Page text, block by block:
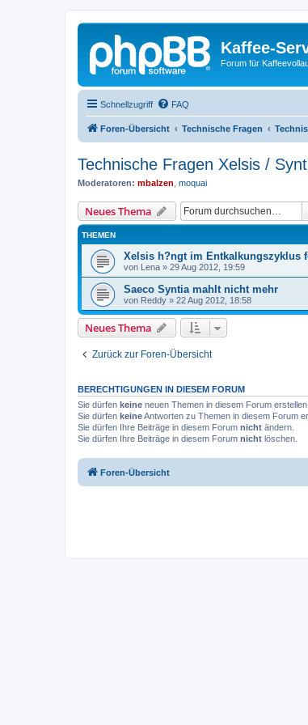
Kaffee-
Forum für
Schnellzugriff FAQ
Foren-Übersicht Technische Fragen
Technische Fragen Xelsis /
Moderatoren: mbalzen moquai
Neues Thema
THEMEN
Xelsis h?ngt im Entkalkungszyklus
von Lena » 29 Aug 2012, 19:59
Saeco Syntia mahlt nicht mehr
von Reddy » 22 Aug 2012, 18:58
Neues Thema
Zurück zur Foren-Übersicht
BERECHTIGUNGEN IN DIESEM FORUM
Sie dürfen keine neuen Themen in diesem Forum erstellen.
Sie dürfen keineAntworten zu Themen in diesem Forum
Sie dürfen Ihre Beiträge in diesem Forum nicht ändern.
Sie dürfen Ihre Beiträge in diesem Forum nicht löschen.
Foren-Übersicht